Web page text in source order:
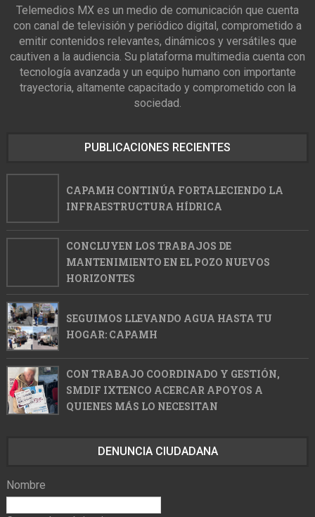
Telemedios MX es un medio de comunicación que cuenta
con canal de televisión y periódico digital, comprometido a
emitir contenidos relevantes, dinámicos y versátiles que
cautiven a la audiencia. Su plataforma multimedia cuenta con
tecnología avanzada y un equipo humano con importante
trayectoria, altamente capacitado y comprometido con la
sociedad.
PUBLICACIONES RECIENTES
CAPAMH CONTINÚA FORTALECIENDO LA
INFRAESTRUCTURA HÍDRICA
CONCLUYEN LOS TRABAJOS DE
MANTENIMIENTO EN EL POZO NUEVOS
HORIZONTES
SEGUIMOS LLEVANDO AGUA HASTA TU
HOGAR: CAPAMH
CON TRABAJO COORDINADO Y GESTIÓN,
SMDIF IXTENCO ACERCAR APOYOS A
QUIENES MÁS LO NECESITAN
DENUNCIA CIUDADANA
Nombre